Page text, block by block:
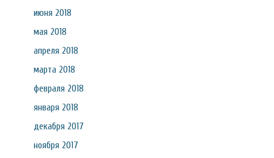
июня 2018
мая 2018
апреля 2018
марта 2018
февраля 2018
января 2018
декабря 2017
ноября 2017